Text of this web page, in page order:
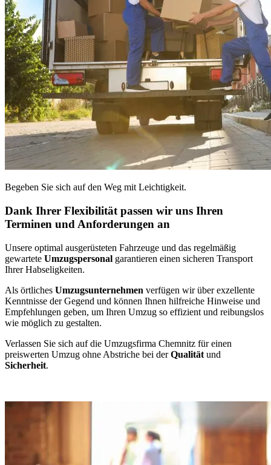
Begeben Sie sich auf den Weg mit Leichtigkeit.
Dank Ihrer Flexibilität passen wir uns Ihren
Terminen und Anforderungen an
Unsere optimal ausgerüsteten Fahrzeuge und das regelmäßig
gewartete Umzugspersonal garantieren einen sicheren Transport
Ihrer Habseligkeiten.
Als örtliches Umzugsunternehmen verfügen wir über exzellente
Kenntnisse der Gegend und können Ihnen hilfreiche Hinweise und
Empfehlungen geben, um Ihren Umzug so effizient und reibungslos
wie möglich zu gestalten.
Verlassen Sie sich auf die Umzugsfirma Chemnitz für einen
preiswerten Umzug ohne Abstriche bei derQualität und
Sicherheit.